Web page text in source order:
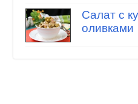
Салат с
оливками